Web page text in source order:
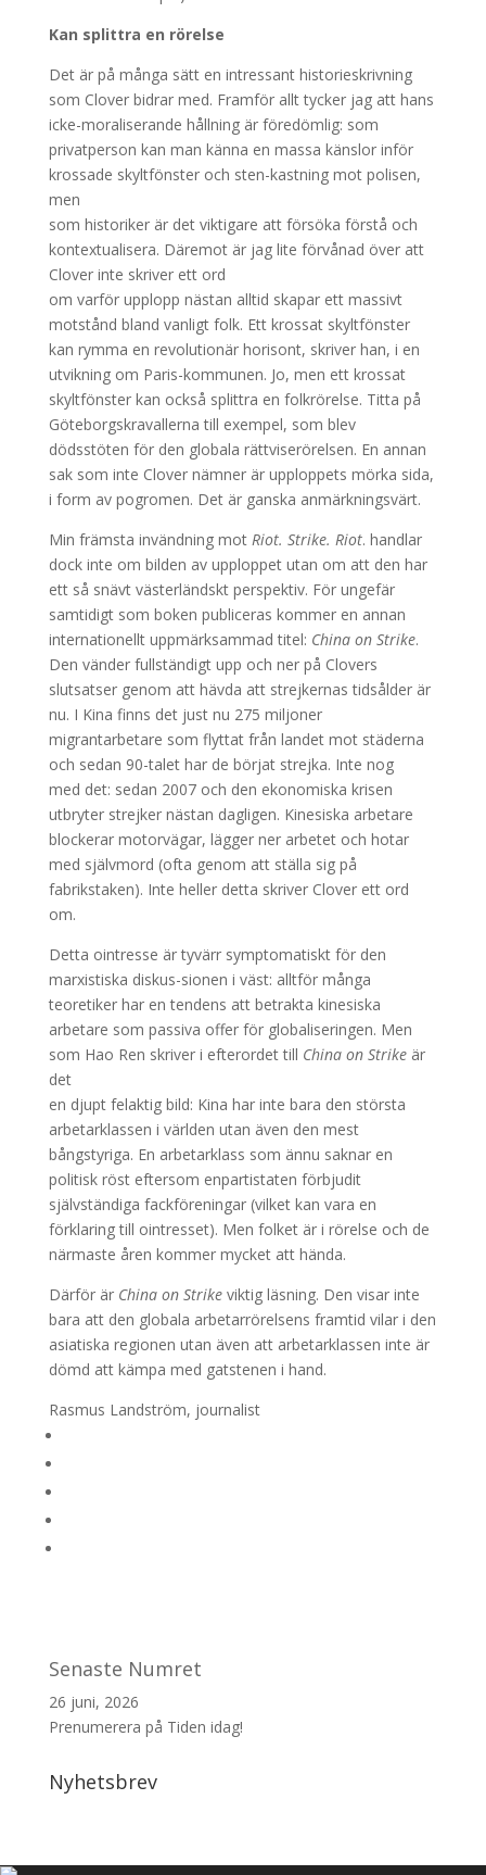
Kan splittra en rörelse
Det är på många sätt en intressant historieskrivning
som Clover bidrar med. Framför allt tycker jag att hans
icke-moraliserande hållning är föredömlig: som
privatperson kan man känna en massa känslor inför
krossade skyltfönster och sten-kastning mot polisen,
men
som historiker är det viktigare att försöka förstå och
kontextualisera. Däremot är jag lite förvånad över att
Clover inte skriver ett ord
om varför upplopp nästan alltid skapar ett massivt
motstånd bland vanligt folk. Ett krossat skyltfönster
kan rymma en revolutionär horisont, skriver han, i en
utvikning om Paris-kommunen. Jo, men ett krossat
skyltfönster kan också splittra en folkrörelse. Titta på
Göteborgskravallerna till exempel, som blev
dödsstöten för den globala rättviserörelsen. En annan
sak som inte Clover nämner är upploppets mörka sida,
i form av pogromen. Det är ganska anmärkningsvärt.
Min främsta invändning mot Riot. Strike. Riot. handlar
dock inte om bilden av upploppet utan om att den har
ett så snävt västerländskt perspektiv. För ungefär
samtidigt som boken publiceras kommer en annan
internationellt uppmärksammad titel: China on Strike.
Den vänder fullständigt upp och ner på Clovers
slutsatser genom att hävda att strejkernas tidsålder är
nu. I Kina finns det just nu 275 miljoner
migrantarbetare som flyttat från landet mot städerna
och sedan 90-talet har de börjat strejka. Inte nog
med det: sedan 2007 och den ekonomiska krisen
utbryter strejker nästan dagligen. Kinesiska arbetare
blockerar motorvägar, lägger ner arbetet och hotar
med självmord (ofta genom att ställa sig på
fabrikstaken). Inte heller detta skriver Clover ett ord
om.
Detta ointresse är tyvärr symptomatiskt för den
marxistiska diskus-sionen i väst: alltför många
teoretiker har en tendens att betrakta kinesiska
arbetare som passiva offer för globaliseringen. Men
som Hao Ren skriver i efterordet till China on Strikeär
det
en djupt felaktig bild: Kina har inte bara den största
arbetarklassen i världen utan även den mest
bångstyriga. En arbetarklass som ännu saknar en
politisk röst eftersom enpartistaten förbjudit
självständiga fackföreningar (vilket kan vara en
förklaring till ointresset). Men folket är i rörelse och de
närmaste åren kommer mycket att hända.
Därför är China on Strikeviktig läsning. Den visar inte
bara att den globala arbetarrörelsens framtid vilar i den
asiatiska regionen utan även att arbetarklassen inte är
dömd att kämpa med gatstenen i hand.
Rasmus Landström, journalist
Senaste Numret
26 juni, 2026
Prenumerera på Tiden idag!
Nyhetsbrev